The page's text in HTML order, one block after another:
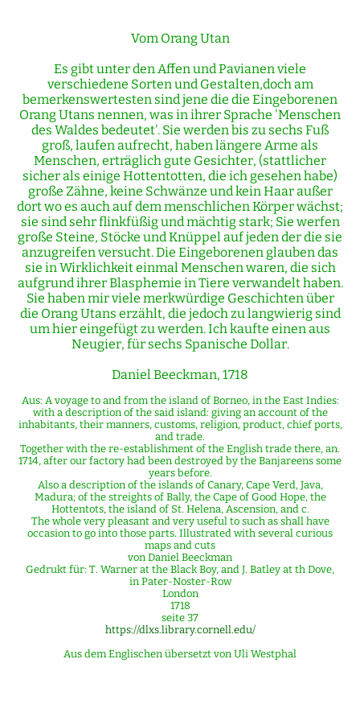
Vom Orang Utan
Es gibt unter den Affen und Pavianen viele
verschiedene Sorten und Gestalten,doch am
bemerkenswertesten sind jene die die Eingeborenen
Orang Utans nennen, was in ihrer Sprache 'Menschen
des Waldes bedeutet'. Sie werden bis zu sechs Fuß
groß, laufen aufrecht, haben längere Arme als
Menschen, erträglich gute Gesichter, (stattlicher
sicher als einige Hottentotten, die ich gesehen habe)
große Zähne, keine Schwänze und kein Haar außer
dort wo es auch auf dem menschlichen Körper wächst;
sie sind sehr flinkfüßig und mächtig stark; Sie werfen
große Steine, Stöcke und Knüppel auf jeden der die sie
anzugreifen versucht. Die Eingeborenen glauben das
sie in Wirklichkeit einmal Menschen waren, die sich
aufgrund ihrer Blasphemie in Tiere verwandelt haben.
Sie haben mir viele merkwürdige Geschichten über
die Orang Utans erzählt, die jedoch zu langwierig sind
um hier eingefügt zu werden. Ich kaufte einen aus
Neugier, für sechs Spanische Dollar.
Daniel Beeckman, 1718
Aus: A voyage to and from the island of Borneo, in the East Indies:
with a description of the said island: giving an account of the
inhabitants, their manners, customs, religion, product, chief ports,
and trade.
Together with the re-establishment of the English trade there, an.
1714, after our factory had been destroyed by the Banjareens some
years before.
Also a description of the islands of Canary, Cape Verd, Java,
Madura; of the streights of Bally, the Cape of Good Hope, the
Hottentots, the island of St. Helena, Ascension, and c.
The whole very pleasant and very useful to such as shall have
occasion to go into those parts. Illustrated with several curious
maps and cuts
von Daniel Beeckman
Gedrukt für: T. Warner at the Black Boy, and J. Batley at th Dove,
in Pater-Noster-Row
London
1718
seite 37
https://dlxs.library.cornell.edu/
Aus dem Englischen übersetzt von Uli Westphal